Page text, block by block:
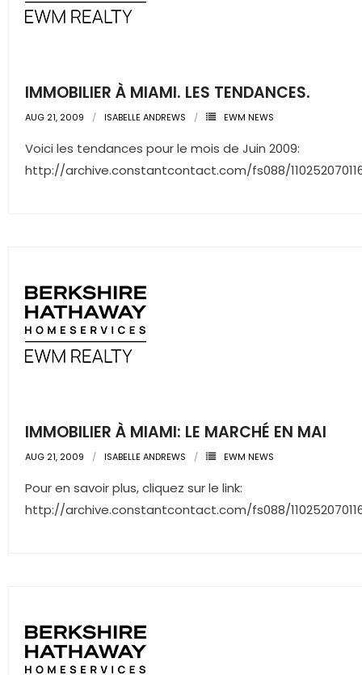
- Blog
- Community Guides
- LifeStyles of South Florida
- Publications
- Sunshine Kids Foundation
- Commercial Division
- Home Services of America
- HomeServices Insurance
ABOUT US
IMMOBILIER À MIAMI. LES TENDANCES.
AUG 21, 2009 ISABELLE ANDREWS EWM NEWS
Voici les tendances pour le mois de Juin 2009:
http://archive.constantcontact.com/fs088/
IMMOBILIER À MIAMI: LE MARCHÉ EN MAI
AUG 21, 2009 ISABELLE ANDREWS EWM NEWS
Pour en savoir plus, cliquez sur le link:
http://archive.constantcontact.com/fs088/